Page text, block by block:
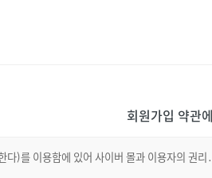
회원가입 약관